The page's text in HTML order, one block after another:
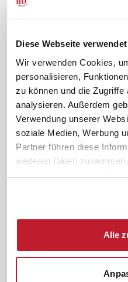
Diese Webseite
Wir verwenden Cookies,
personalisieren,
zu können und die
analysieren. Außerdem
Verwendung unserer
soziale Medien, Werbung
Partner führen diese
weiteren Daten
haben oder die sie im
Alle
meinifb
FAQ
ifb-App Betriebsrat360
News. Wissen. Themen.
Lexikon
Rechtsprechung
Gesetze
Cookiebot